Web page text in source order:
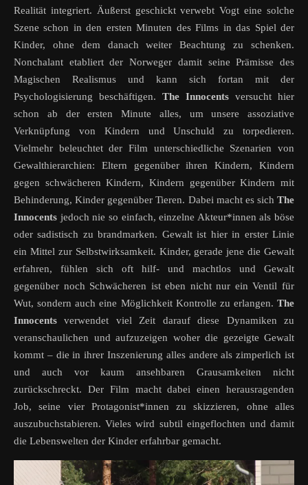
Realität integriert. Äußerst geschickt verwebt Vogt eine solche
Szene schon in den ersten Minuten des Films in das Spiel der
Kinder, ohne dem danach weiter Beachtung zu schenken.
Nonchalant etabliert der Norweger damit seine Prämisse des
Magischen Realismus und kann sich fortan mit der
Psychologisierung beschäftigen. The Innocents versucht hier
schon ab der ersten Minute alles, um unsere assoziative
Verknüpfung von Kindern und Unschuld zu torpedieren.
Vielmehr beleuchtet der Film unterschiedliche Szenarien von
Gewalthierarchien: Eltern gegenüber ihren Kindern, Kindern
gegen schwächeren Kindern, Kindern gegenüber Kindern mit
Behinderung, Kinder gegenüber Tieren. Dabei macht es sich The
Innocents jedoch nie so einfach, einzelne Akteur*innen als böse
oder sadistisch zu brandmarken. Gewalt ist hier in erster Linie
ein Mittel zur Selbstwirksamkeit. Kinder, gerade jene die Gewalt
erfahren, fühlen sich oft hilf- und machtlos und Gewalt
gegenüber noch Schwächeren ist eben nicht nur ein Ventil für
Wut, sondern auch eine Möglichkeit Kontrolle zu erlangen. The
Innocents verwendet viel Zeit darauf diese Dynamiken zu
veranschaulichen und aufzuzeigen woher die gezeigte Gewalt
kommt – die in ihrer Inszenierung alles andere als zimperlich ist
und auch vor kaum ansehbaren Grausamkeiten nicht
zurückschreckt. Der Film macht dabei einen herausragenden
Job, seine vier Protagonist*innen zu skizzieren, ohne alles
auszubuchstabieren. Vieles wird subtil eingeflochten und damit
die Lebenswelten der Kinder erfahrbar gemacht.